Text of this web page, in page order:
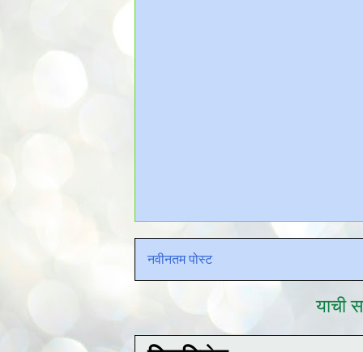
नवीनतम पोस्ट
याची